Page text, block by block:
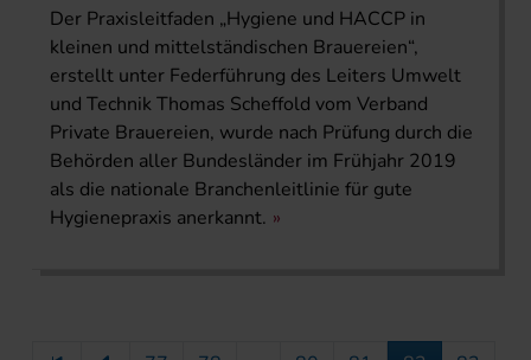
Der Praxisleitfaden „Hygiene und HACCP in
kleinen und mittelständischen Brauereien“,
erstellt unter Federführung des Leiters Umwelt
und Technik Thomas Scheffold vom Verband
Private Brauereien, wurde nach Prüfung durch die
Behörden aller Bundesländer im Frühjahr 2019
als die nationale Branchenleitlinie für gute
Hygienepraxis anerkannt.